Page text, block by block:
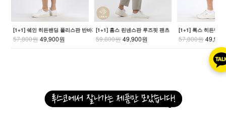
[1+1] 쉐인 히든밴딩 폴리스판 반바지
57,800원49,900원
[1+1] 홈스 린넨스판 루즈핏 팬츠
59,800원49,900원
[1+1] 록스 히든밴딩
57,800원49,900